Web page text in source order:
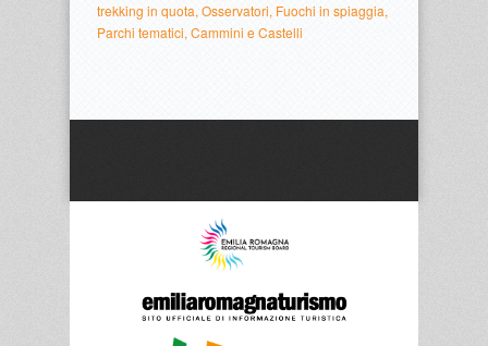
trekking in quota, Osservatori, Fuochi in spiaggia,
Parchi tematici, Cammini e Castelli